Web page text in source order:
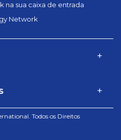
na sua caixa de entrada
Network
Todos os Direitos